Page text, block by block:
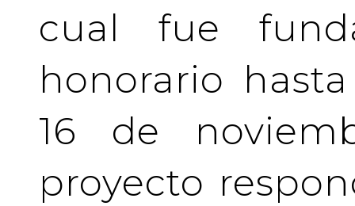
cual fue
honorario
16 de
proyecto